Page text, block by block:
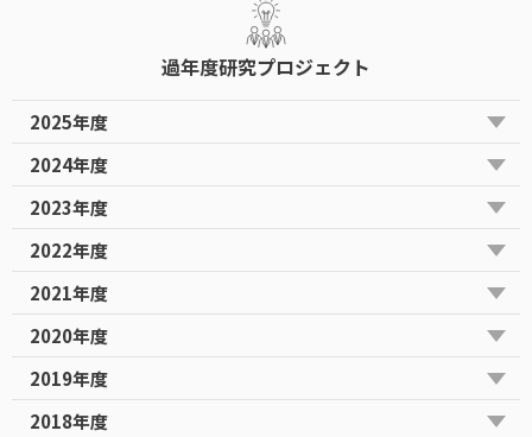
過年度研究プロジェクト
2025年度
2024年度
2023年度
2022年度
2021年度
2020年度
2019年度
2018年度